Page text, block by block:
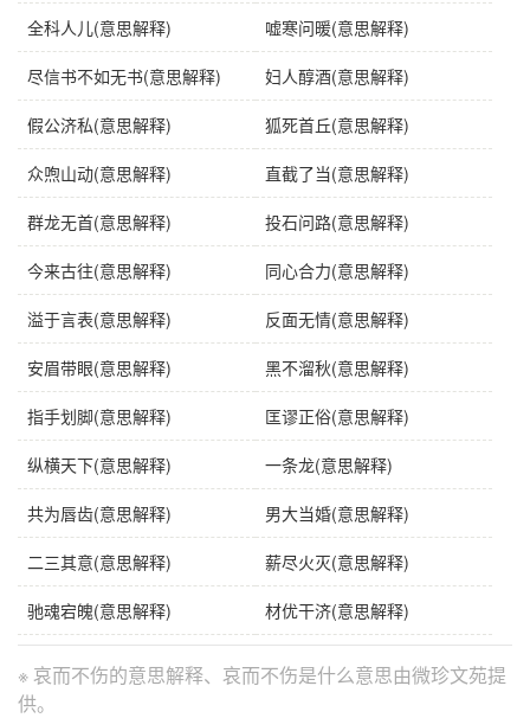
注音 ㄞ ㄦˊ ㄅㄨˋ ㄕㄤ
繁体 哀而不傷
正音 “而”，不能读作“ěr”。
感情 哀而不伤是中性词。
用法 复杂式；作主语，分句；比喻做事适中，没有过度的
地方。
辨形 “哀”，不能写作“衷”、“衰”；“伤”，不能写作“份”。
近义词 哀感顽艳
反义词 亡国之音
英语 mourful but not distressing
字义分解
āi
哀
ér
而
bù fǒu
不 伤
全科人儿(意思解释) 嘘寒问暖(意思解释)
尽信书不如无书(意思解释) 妇人醇酒(意思解释)
假公济私(意思解释) 狐死首丘(意思解释)
众喣山动(意思解释) 直截了当(意思解释)
群龙无首(意思解释) 投石问路(意思解释)
今来古往(意思解释) 同心合力(意思解释)
溢于言表(意思解释) 反面无情(意思解释)
安眉带眼(意思解释) 黑不溜秋(意思解释)
指手划脚(意思解释) 匡谬正俗(意思解释)
纵横天下(意思解释) 一条龙(意思解释)
共为唇齿(意思解释) 男大当婚(意思解释)
二三其意(意思解释) 薪尽火灭(意思解释)
驰魂宕魄(意思解释) 材优干济(意思解释)
※ 哀而不伤的意思解释、哀而不伤是什么意思由微珍文苑提
供。